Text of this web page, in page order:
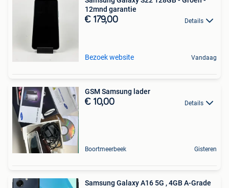
12mnd garantie
€ 179,00 Details
Bezoek website Vandaag
GSM Samsung lader
€ 10,00 Details
Boortmeerbeek Gisteren
Samsung Galaxy A16 5G , 4GB A-Grade